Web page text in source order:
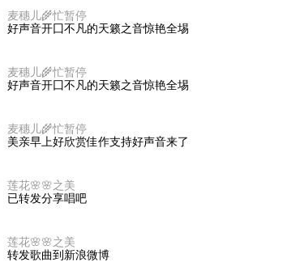
麦穗儿🌾忙暂停
好声音开囗不凡的天籁之音惊艳全埸
麦穗儿🌾忙暂停
好声音开囗不凡的天籁之音惊艳全埸
麦穗儿🌾忙暂停
美亲早上好欣赏佳作支持好声音来了
莲花🌸🌸之美
已转发分享唱吧
莲花🌸🌸之美
转发歌曲到新浪微博